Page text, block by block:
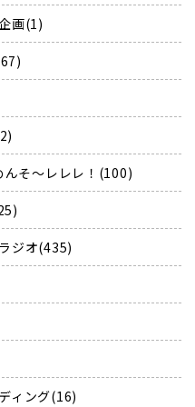
画(1)
そ～レレレ！(100)
ジオ(435)
ィング(16)